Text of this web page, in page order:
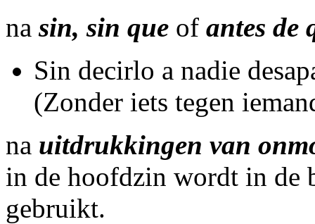
na sin, sin que of antes de
Sin decirlo a nadie
(Zonder iets tegen
na uitdrukkingen van
in de hoofdzin wordt in
gebruikt.